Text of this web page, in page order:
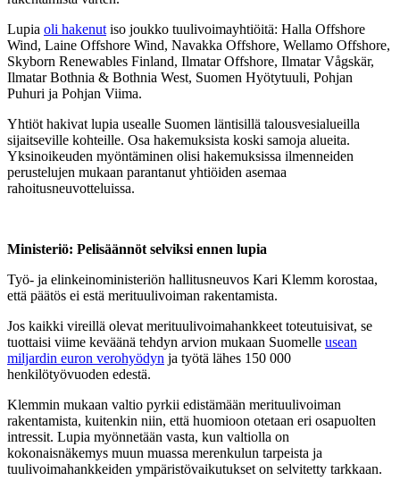
Lupia oli hakenut iso joukko tuulivoimayhtiöitä: Halla Offshore
Wind, Laine Offshore Wind, Navakka Offshore, Wellamo Offshore,
Skyborn Renewables Finland, Ilmatar Offshore, Ilmatar Vågskär,
Ilmatar Bothnia & Bothnia West, Suomen Hyötytuuli, Pohjan
Puhuri ja Pohjan Viima.
Yhtiöt hakivat lupia usealle Suomen läntisillä talousvesialueilla
sijaitseville kohteille. Osa hakemuksista koski samoja alueita.
Yksinoikeuden myöntäminen olisi hakemuksissa ilmenneiden
perustelujen mukaan parantanut yhtiöiden asemaa
rahoitusneuvotteluissa.
Ministeriö: Pelisäännöt selviksi ennen lupia
Työ- ja elinkeinoministeriön hallitusneuvos Kari Klemm korostaa,
että päätös ei estä merituulivoiman rakentamista.
Jos kaikki vireillä olevat merituulivoimahankkeet toteutuisivat, se
tuottaisi viime keväänä tehdyn arvion mukaan Suomelle usean
miljardin euron verohyödyn ja työtä lähes 150 000
henkilötyövuoden edestä.
Klemmin mukaan valtio pyrkii edistämään merituulivoiman
rakentamista, kuitenkin niin, että huomioon otetaan eri osapuolten
intressit. Lupia myönnetään vasta, kun valtiolla on
kokonaisnäkemys muun muassa merenkulun tarpeista ja
tuulivoimahankkeiden ympäristövaikutukset on selvitetty tarkkaan.